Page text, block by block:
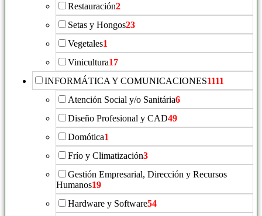
Restauración2
Setas y Hongos23
Vegetales1
Vinicultura17
INFORMÁTICA Y COMUNICACIONES1111
Atención Social y/o Sanitária6
Diseño Profesional y CAD49
Domótica1
Frío y Climatización3
Gestión Empresarial, Dirección y Recursos
Humanos19
Hardware y Software54